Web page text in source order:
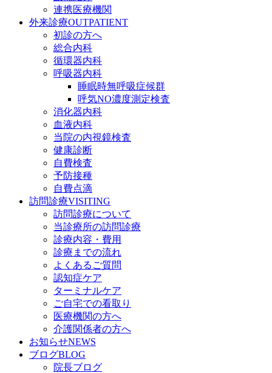
連携医療機関
外来診療OUTPATIENT
初診の方へ
総合内科
循環器内科
呼吸器内科
睡眠時無呼吸症候群
呼気NO濃度測定検査
消化器内科
血液内科
当院の内視鏡検査
健康診断
自費検査
予防接種
自費点滴
訪問診療VISITING
訪問診療について
当診療所の訪問診療
診療内容・費用
診療までの流れ
よくあるご質問
認知症ケア
ターミナルケア
ご自宅での看取り
医療機関の方へ
介護関係者の方へ
お知らせNEWS
ブログBLOG
院長ブログ